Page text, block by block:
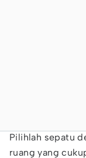
Pilihlah sepatu
ruang yang